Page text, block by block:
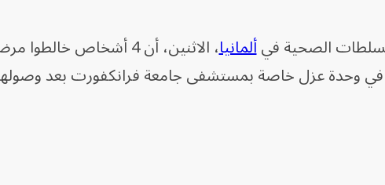
الصحية فيألمانيا
، الاثنين، أن 4 أشخاص
في وحدة عزل خاصة بمستشفى جامعة فرانكفورت بعد